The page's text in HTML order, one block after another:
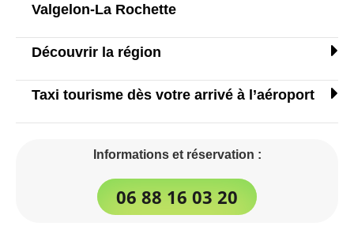
Valgelon-La Rochette
Découvrir la région
Taxi tourisme dès votre arrivé à l’aéroport
Informations et réservation :
06 88 16 03 20